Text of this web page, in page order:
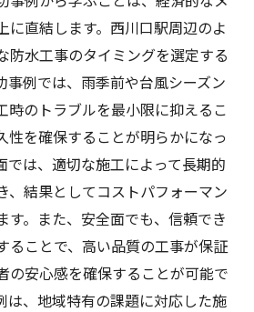
に直結します。西川口駅周辺のよ
防水工事のタイミングを選定する
事例では、雨季前や台風シーズン
時のトラブルを最小限に抑えるこ
性を確保することが明らかになっ
では、適切な施工によって長期的
、結果としてコストパフォーマン
す。また、安全面でも、信頼でき
ることで、高い品質の工事が保証
の安心感を確保することが可能で
は、地域特有の課題に対応した施